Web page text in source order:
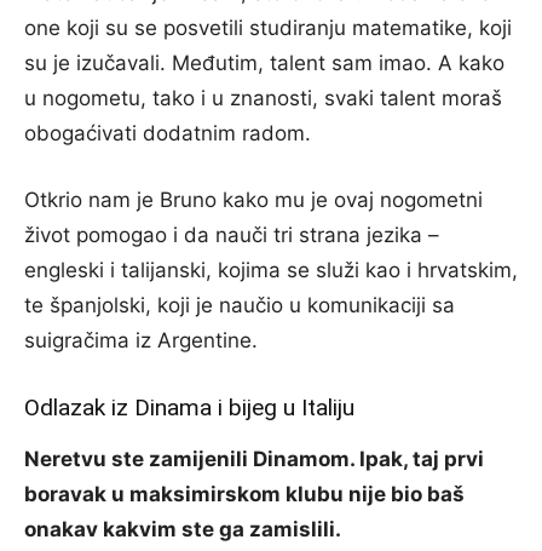
one koji su se posvetili studiranju matematike, koji
su je izučavali. Međutim, talent sam imao. A kako
u nogometu, tako i u znanosti, svaki talent moraš
obogaćivati dodatnim radom.
Otkrio nam je Bruno kako mu je ovaj nogometni
život pomogao i da nauči tri strana jezika –
engleski i talijanski, kojima se služi kao i hrvatskim,
te španjolski, koji je naučio u komunikaciji sa
suigračima iz Argentine.
Odlazak iz Dinama i bijeg u Italiju
Neretvu ste zamijenili Dinamom. Ipak, taj prvi
boravak u maksimirskom klubu nije bio baš
onakav kakvim ste ga zamislili.